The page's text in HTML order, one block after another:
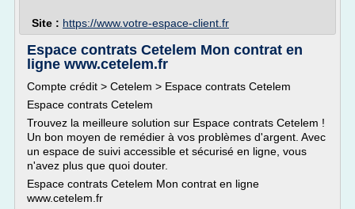
Site : https://www.votre-espace-client.fr
Espace contrats Cetelem Mon contrat en
ligne www.cetelem.fr
Compte crédit > Cetelem > Espace contrats Cetelem
Espace contrats Cetelem
Trouvez la meilleure solution sur Espace contrats Cetelem !
Un bon moyen de remédier à vos problèmes d'argent. Avec
un espace de suivi accessible et sécurisé en ligne, vous
n'avez plus que quoi douter.
Espace contrats Cetelem Mon contrat en ligne
www.cetelem.fr